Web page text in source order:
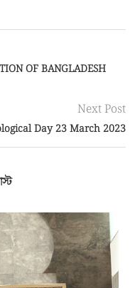
OF BANGLADESH
Next Post
Day 23 March 2023